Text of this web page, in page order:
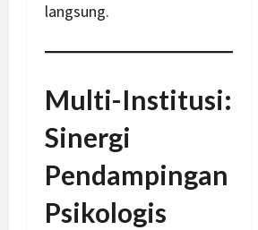
langsung.
Multi-Institusi:
Sinergi
Pendampingan
Psikologis